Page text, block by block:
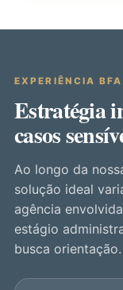
EXPERIÊNCIA BFA
Estratégia
casos
Ao longo da
solução ideal
agência
estágio
busca orientação.